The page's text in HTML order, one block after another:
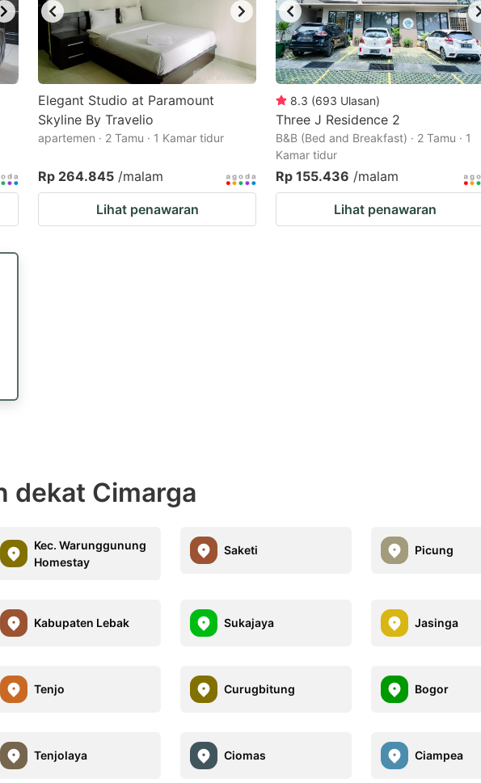
Elegant Studio at Paramount
Skyline By Travelio
apartemen · 2 Tamu · 1 Kamar tidur
Rp 264.845 /malam
Lihat penawaran
8.3 (693 Ulasan)
Three J Residence 2
B&B (Bed and Breakfast) · 2 Tamu · 1
Kamar tidur
Rp 155.436 /malam
Lihat penawaran
dekat Cimarga
Kec. Warunggunung
Homestay
Saketi Picung
Kabupaten Lebak Sukajaya Jasinga
Tenjo Curugbitung Bogor
Tenjolaya Ciomas Ciampea